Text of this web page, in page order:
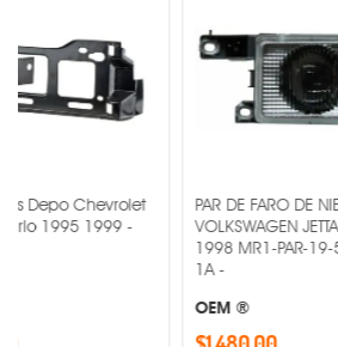
Chevrolet
1999 -
PAR DE FARO DE NIEBLA
VOLKSWAGEN JETTA 1993-
1998 MR1-PAR-19-5017-00-